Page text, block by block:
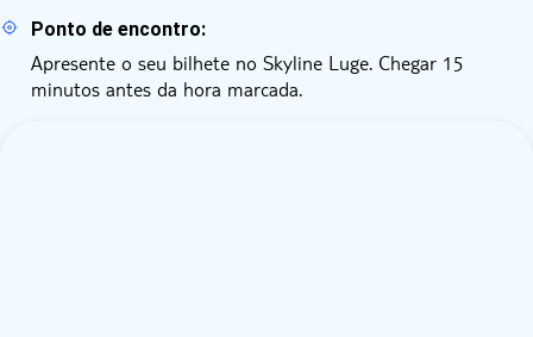
Ponto de encontro:
Apresente o seu bilhete no Skyline Luge. Chegar 15
minutos antes da hora marcada.